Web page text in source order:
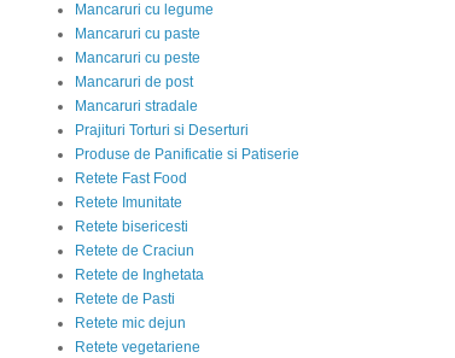
Mancaruri cu legume
Mancaruri cu paste
Mancaruri cu peste
Mancaruri de post
Mancaruri stradale
Prajituri Torturi si Deserturi
Produse de Panificatie si Patiserie
Retete Fast Food
Retete Imunitate
Retete bisericesti
Retete de Craciun
Retete de Inghetata
Retete de Pasti
Retete mic dejun
Retete vegetariene